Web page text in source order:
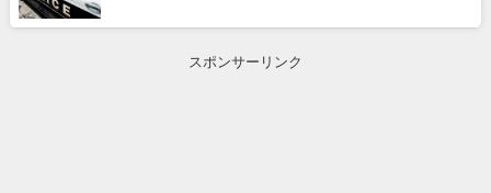
スポンサーリンク